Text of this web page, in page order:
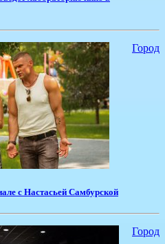
Город
с Настасьей Самбурской
Город